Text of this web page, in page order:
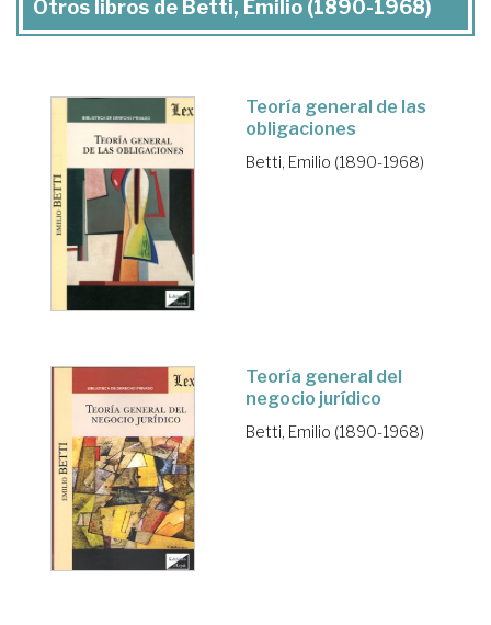
Otros libros de Betti, Emilio (1890-1968)
Teoría general de las
obligaciones
Betti, Emilio (1890-1968)
Teoría general del
negocio jurídico
Betti, Emilio (1890-1968)